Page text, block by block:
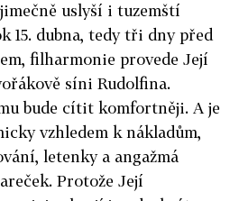
uslyší i tuzemští
15. dubna, tedy tři dny před
filharmonie provede Její
síni Rudolfina.
bude cítit komfortněji. A je
vzhledem k nákladům,
letenky a angažmá
Protože Její